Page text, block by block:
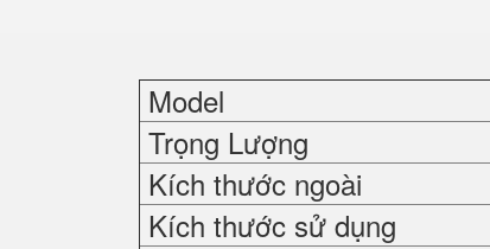
Model
Trọng Lượng
Kích thước ngoài
Kích thước sử dụng